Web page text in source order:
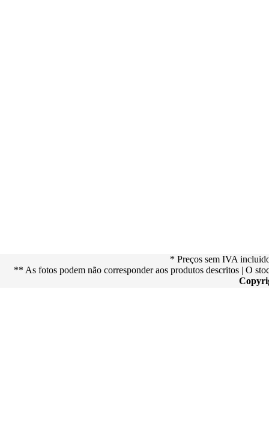
* Preços sem IVA
** As fotos podem não corresponder aos produtos descritos | O